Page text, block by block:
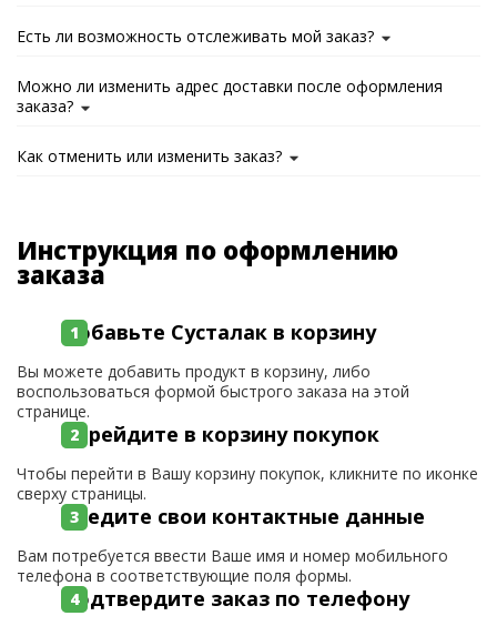
Есть ли возможность отслеживать мой заказ?
Можно ли изменить адрес доставки после оформления
заказа?
Как отменить или изменить заказ?
Инструкция по оформлению
заказа
Добавьте Сусталак в корзину
Вы можете добавить продукт в корзину, либо
воспользоваться формой быстрого заказа на этой
странице.
Перейдите в корзину покупок
Чтобы перейти в Вашу корзину покупок, кликните по иконке
сверху страницы.
Введите свои контактные данные
Вам потребуется ввести Ваше имя и номер мобильного
телефона в соответствующие поля формы.
Подтвердите заказ по телефону